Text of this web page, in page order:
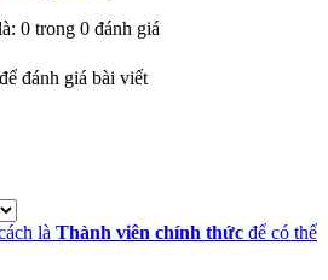
0 trong 0 đánh giá
đánh giá bài viết
là Thành viên chính thức để có thể